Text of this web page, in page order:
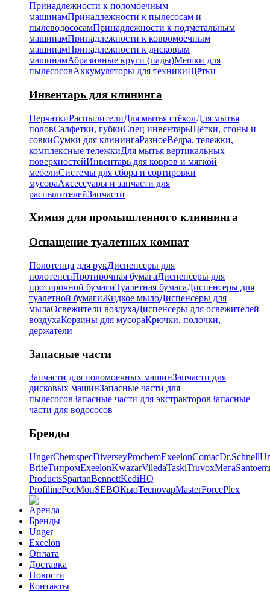
Принадлежности к поломоечным
машинамПринадлежности к пылесосам и
пылеводососамПринадлежности к подметальным
машинамПринадлежности к ковромоечным
машинамПринадлежности к дисковым
машинамАбразивные круги (пады)Мешки для
пылесосовАккумуляторы для техникиЩётки
Инвентарь для клининга
ПерчаткиРаспылителиДля мытья стёколДля мытья
половСалфетки, губкиСпец инвентарьЩётки, сгоны и
совкиСумки для клинингаРазноеВёдра, тележки,
комплексные тележкиДля мытья вертикальных
поверхностейИнвентарь для ковров и мягкой
мебелиСистемы для сбора и сортировки
мусораАксессуары и запчасти для
распылителейЗапчасти
Химия для промышленного клиннинга
Оснащение туалетных комнат
Полотенца для рукДиспенсеры для
полотенецПротирочная бумагаДиспенсеры для
протирочной бумагиТуалетная бумагаДиспенсеры для
туалетной бумагиЖидкое мылоДиспенсеры для
мылаОсвежители воздухаДиспенсеры для освежителей
воздухаКорзины для мусораКрючки, полочки,
держатели
Запасные части
Запчасти для поломоечных машинЗапчасти для
дисковых машинЗапасные части для
пылесосовЗапасные части для экстракторовЗапасные
части для водососов
Бренды
UngerChemspecDiverseyProchemExeelonComacDr.Schnell
BriteТипромExeelonKwazarViledaTaskiTruvoxМега
ProductsSpartanBennettKediHQ
ProfilineРосМопSEBOКьюTecnovapMasterForcePlex
Аренда
Бренды
Unger
Exeelon
Оплата
Доставка
Новости
Контакты